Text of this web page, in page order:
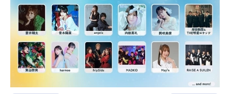
アニメ記事一覧 声優記事一覧
アニメ映画一覧 実写化映画一覧
今期アニメ曜日別一覧
春アニメ 夏アニメ